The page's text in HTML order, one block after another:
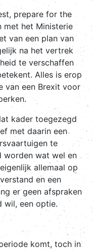
prepare for the
met het Ministerie
van een plan van
na het vertrek
te verschaffen
Alles is erop
van een Brexit voor
kader toegezegd
met daarin een
te
worden wat wel en
allemaal op
en een
er geen afspraken
wil, een optie.
komt, toch in